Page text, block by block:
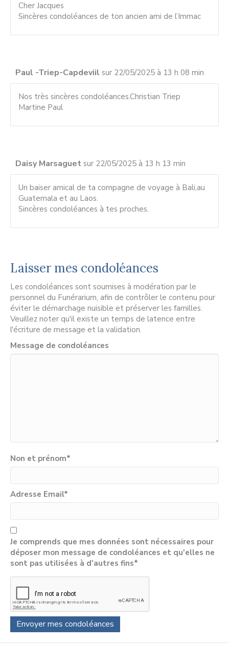
Cher Jacques
Sincères condoléances de ton ancien ami de l’Immac
Paul -Triep-Capdeviil sur 22/05/2025 à 13 h 08 min
Nos très sincères condoléances.Christian Triep
Martine Paul
Daisy Marsaguet sur 22/05/2025 à 13 h 13 min
Un baiser amical de ta compagne de voyage à Bali,au
Guatemala et au Laos.
Sincères condoléances à tes proches.
Laisser mes condoléances
Les condoléances sont soumises à modération par le
personnel du Funérarium, afin de contrôler le contenu pour
éviter le démarchage nuisible et préserver les familles.
Veuillez noter qu'il existe un temps de latence entre
l'écriture de message et la validation.
Message de condoléances
Non et prénom*
Adresse Email*
Je comprends que mes données sont nécessaires pour
déposer mon message de condoléances et qu'elles ne
sont pas utilisées à d'autres fins*